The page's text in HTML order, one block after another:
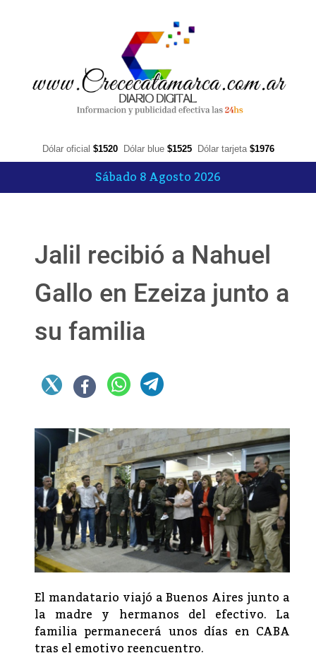
Dólar oficial $1520 Dólar blue $1525 Dólar tarjeta $1976
Sábado 8 Agosto 2026
Jalil recibió a Nahuel
Gallo en Ezeiza junto a
su familia
El mandatario viajó a Buenos Aires junto a
la madre y hermanos del efectivo. La
familia permanecerá unos días en CABA
tras el emotivo reencuentro.